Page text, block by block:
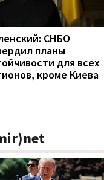
СНБО
планы
для всех
кроме Киева